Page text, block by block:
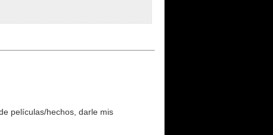
películas/hechos, darle mis